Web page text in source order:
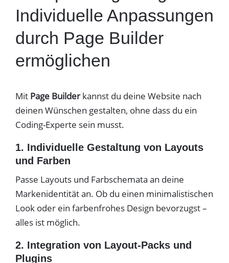
Individuelle Anpassungen
durch Page Builder
ermöglichen
Mit Page Builderkannst du deine Website nach
deinen Wünschen gestalten, ohne dass du ein
Coding-Experte sein musst.
1. Individuelle Gestaltung von Layouts
und Farben
Passe Layouts und Farbschemata an deine
Markenidentität an. Ob du einen minimalistischen
Look oder ein farbenfrohes Design bevorzugst –
alles ist möglich.
2. Integration von Layout-Packs und
Plugins